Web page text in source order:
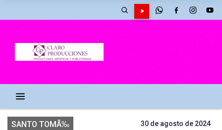
SANTO TOMÃ‰ 30 de agosto de 2024